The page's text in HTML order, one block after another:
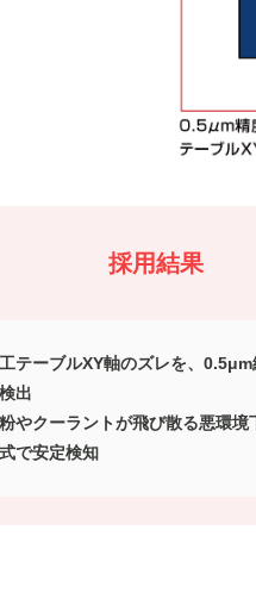
採用結果
テーブルXY軸のズレを、
出
やクーラントが飛び散る悪環境
で安定検知